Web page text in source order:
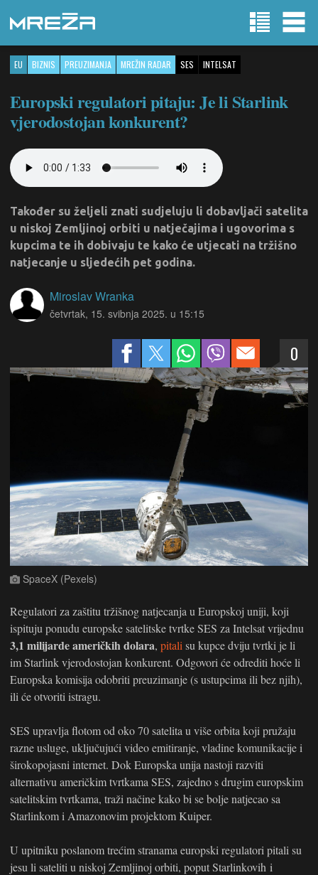
EU BIZNIS PREUZIMANJA MREŽIN RADAR SES INTELSAT
Europski regulatori pitaju: Je li Starlink
vjerodostojan konkurent?
Također su željeli znati sudjeluju li dobavljači satelita
u niskoj Zemljinoj orbiti u natječajima i ugovorima s
kupcima te ih dobivaju te kako će utjecati na tržišno
natjecanje u sljedećih pet godina.
Miroslav Wranka
četvrtak, 15. svibnja 2025. u 15:15
0
SpaceX (Pexels)
Regulatori za zaštitu tržišnog natjecanja u Europskoj uniji, koji
ispituju ponudu europske satelitske tvrtke SES za Intelsat vrijednu
3,1 milijarde američkih dolara, pitali su kupce dviju tvrtki je li
im Starlink vjerodostojan konkurent. Odgovori će odrediti hoće li
Europska komisija odobriti preuzimanje (s ustupcima ili bez njih),
ili će otvoriti istragu.
SES upravlja flotom od oko 70 satelita u više orbita koji pružaju
razne usluge, uključujući video emitiranje, vladine komunikacije i
širokopojasni internet. Dok Europska unija nastoji razviti
alternativu američkim tvrtkama SES, zajedno s drugim europskim
satelitskim tvrtkama, traži načine kako bi se bolje natjecao sa
Starlinkom i Amazonovim projektom Kuiper.
U upitniku poslanom trećim stranama europski regulatori pitali su
jesu li sateliti u niskoj Zemljinoj orbiti, poput Starlinkovih i